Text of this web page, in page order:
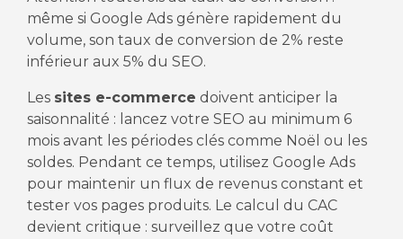
même si Google Ads génère rapidement du
volume, son taux de conversion de 2% reste
inférieur aux 5% du SEO.
Les sites e-commerce doivent anticiper la
saisonnalité : lancez votre SEO au minimum 6
mois avant les périodes clés comme Noël ou les
soldes. Pendant ce temps, utilisez Google Ads
pour maintenir un flux de revenus constant et
tester vos pages produits. Le calcul du CAC
devient critique : surveillez que votre coût